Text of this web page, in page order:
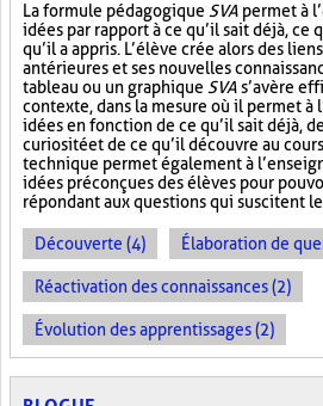
La formule pédagogique SVA permet à
idées par rapport à ce qu’il sait déjà, ce
qu’il a appris. L’élève crée alors des
antérieures et ses nouvelles
tableau ou un graphique SVA s’avère
contexte, dans la mesure où il permet à
idées en fonction de ce qu’il sait déjà,
curiosité et de ce qu’il découvre au
technique permet également à
idées préconçues des élèves pour
répondant aux questions qui suscitent
Découverte (4) Élaboration de
Réactivation des connaissances (2)
Évolution des apprentissages (2)